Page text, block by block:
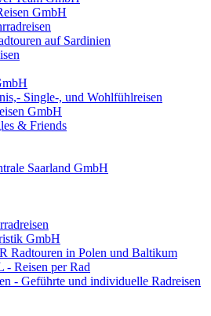
GmbH
auf Sardinien
Single-, und Wohlfühlreisen
GmbH
& Friends
Saarland GmbH
GmbH
Radtouren in Polen und Baltikum
Reisen per Rad
- Geführte und individuelle Radreisen